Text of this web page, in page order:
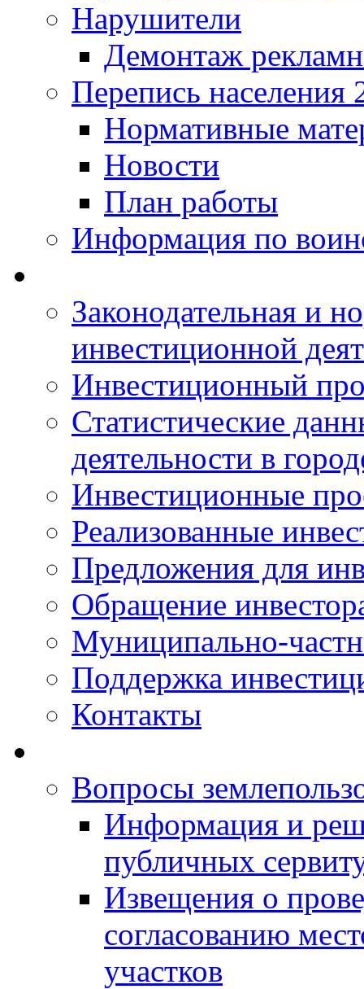
Нарушители
Демонтаж
Перепись населения
Нормативные
Новости
План работы
Информация по
Законодательная и
инвестиционной
Инвестиционный
Статистические
деятельности в
Инвестиционные
Реализованные
Предложения для
Обращение
Муниципально-
Поддержка
Контакты
Вопросы
Информация и
публичных
Извещения о
согласованию
участков